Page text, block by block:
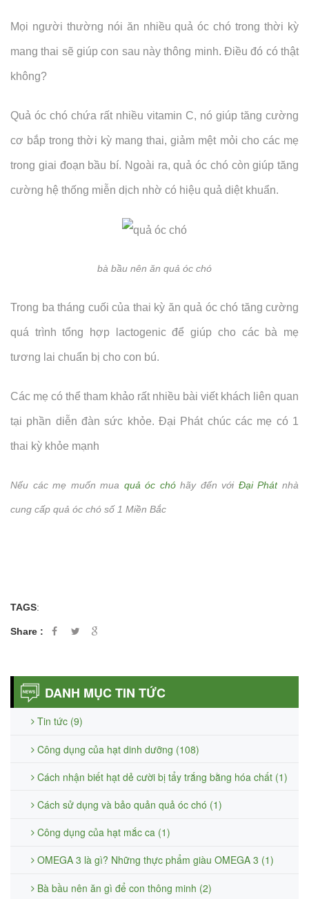
Mọi người thường nói ăn nhiều quả óc chó trong thời kỳ
mang thai sẽ giúp con sau này thông minh. Điều đó có thật
không?
Quả óc chó chứa rất nhiều vitamin C, nó giúp tăng cường
cơ bắp trong thời kỳ mang thai, giảm mệt mỏi cho các mẹ
trong giai đoạn bầu bí. Ngoài ra, quả óc chó còn giúp tăng
cường hệ thống miễn dịch nhờ có hiệu quả diệt khuẩn.
bà bầu nên ăn quả óc chó
Trong ba tháng cuối của thai kỳ ăn quả óc chó tăng cường
quá trình tổng hợp lactogenic để giúp cho các bà mẹ
tương lai chuẩn bị cho con bú.
Các mẹ có thể tham khảo rất nhiều bài viết khách liên quan
tại phần diễn đàn sức khỏe. Đại Phát chúc các mẹ có 1
thai kỳ khỏe mạnh
Nếu các mẹ muốn mua quả óc chóhãy đến với Đại Phátnhà
cung cấp quả óc chó số 1 Miền Bắc
TAGS:
Share :
DANH MỤC TIN TỨC
Tin tức (9)
Công dụng của hạt dinh dưỡng (108)
Cách nhận biết hạt dẻ cười bị tẩy trắng bằng hóa chất (1)
Cách sử dụng và bảo quản quả óc chó (1)
Công dụng của hạt mắc ca (1)
OMEGA 3 là gì? Những thực phẩm giàu OMEGA 3 (1)
Bà bầu nên ăn gì để con thông minh (2)